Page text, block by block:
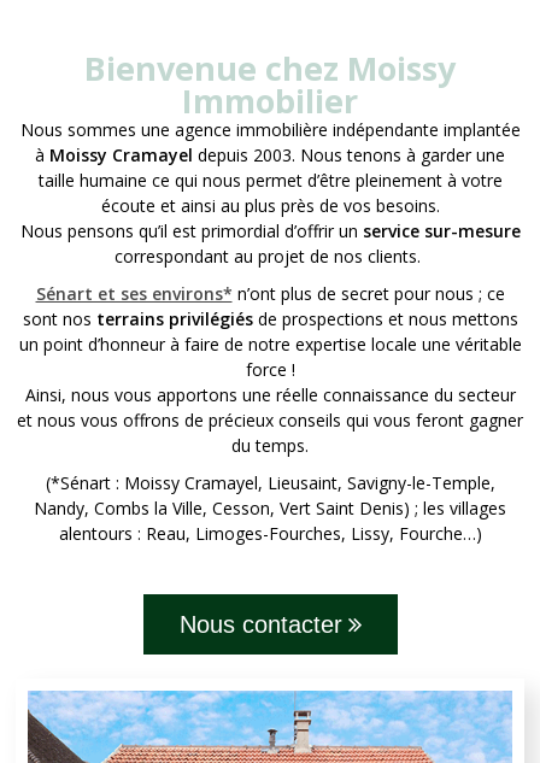
Bienvenue chez Moissy
Immobilier
Nous sommes une agence immobilière indépendante implantée
à Moissy Cramayel depuis 2003. Nous tenons à garder une
taille humaine ce qui nous permet d’être pleinement à votre
écoute et ainsi au plus près de vos besoins.
Nous pensons qu’il est primordial d’offrir un service sur-mesure
correspondant au projet de nos clients.
Sénart et ses environs* n’ont plus de secret pour nous ; ce
sont nos terrains privilégiésde prospections et nous mettons
un point d’honneur à faire de notre expertise locale une véritable
force !
Ainsi, nous vous apportons une réelle connaissance du secteur
et nous vous offrons de précieux conseils qui vous feront gagner
du temps.
(*Sénart : Moissy Cramayel, Lieusaint, Savigny-le-Temple,
Nandy, Combs la Ville, Cesson, Vert Saint Denis) ; les villages
alentours : Reau, Limoges-Fourches, Lissy, Fourche…)
Nous contacter